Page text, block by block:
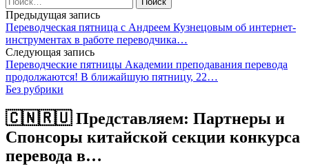
Навигация
по
записям
Предыдущая запись
Переводческая пятница с Андреем Кузнецовым об интернет-
инструментах в работе переводчика…
Следующая запись
Переводческие пятницы Академии преподавания перевода
продолжаются! В ближайшую пятницу, 22…
Без рубрики
🇨🇳🇷🇺 Представляем: Партнеры и
Спонсоры китайской секции конкурса
перевода в…